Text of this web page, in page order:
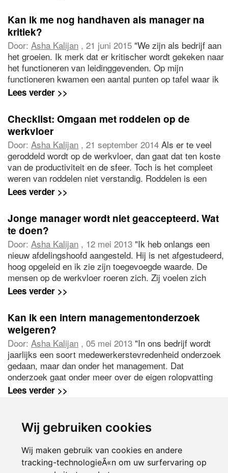
Wij gebruiken cookies
Wij maken gebruik van cookies en andere
tracking-technologieÃ«n om uw surfervaring op
werksfeer verslechtert en er is sprake van een
vriendjespolitiek en een 'wij-zij-cultuur'. Hoe ga ik met
deze situatie om?"
Kan ik me nog handhaven als manager na
kritiek?
Door: Asha Kalijan , 21 juni 2015 "We zijn als bedrijf aan
het groeien. Ik merk dat er kritischer wordt gekeken naar
het functioneren van leidinggevenden. Op mijn
functioneren kwamen een aantal punten op tafel waar ik
door ben ontstemd. Hoe reëel ze zijn, kan ik niet
situatie wel kan handhaven."
Lees verder >>
Checklist: Omgaan met roddelen op de
werkvloer
Door: Asha Kalijan , 21 september 2014 Als er te veel
geroddeld wordt op de werkvloer, dan gaat dat ten koste
van de productiviteit en de sfeer. Toch is het compleet
weren van roddelen niet verstandig. Roddelen is een
onderdeel van de informele communicatie op het werk.
de juiste balans te vinden in het roddelen door de
voordelen te stimuleren en de nadelen te beperken,
adviseert Asha Kalijan
Lees verder >>
Jonge manager wordt niet geaccepteerd. Wat
te doen?
Door: Asha Kalijan , 12 mei 2013 "Ik heb onlangs een
nieuw afdelingshoofd aangesteld. Hij is net afgestudeerd,
hoog opgeleid en ik zie zijn toegevoegde waarde. De
mensen op de werkvloer roeren zich. Zij voelen zich
kennelijk niet serieus genomen met zo\'n jonge en wat
werksfeer, conflicten en vertraging in het werk. Moet ik
ingrijpen of het overlaten aan het afdelingshoofd?"
Lees verder >>
Kan ik een intern managementonderzoek
weigeren?
Door: Asha Kalijan , 05 mei 2013 "In ons bedrijf wordt
jaarlijks een soort medewerkerstevredenheid onderzoek
gedaan, maar dan onder het management. Dat
onderzoek gaat onder meer over de eigen rolopvatting
en suggesties voor verbeteringen. Het kost mij veel tijd
zonder consequenties doen?"
Lees verder >>
1 2 3 4 5